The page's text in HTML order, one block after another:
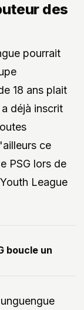
des
pourrait
18 ans plait
déjà inscrit
ce
PSG lors de
League
boucle un